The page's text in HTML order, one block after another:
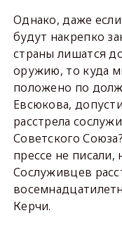
Однако, даже
будут накрепко
страны лишатся
оружию, то куда
положено по
Евсюкова,
расстрела
Советского
прессе не
Сослуживцев
Керчи.